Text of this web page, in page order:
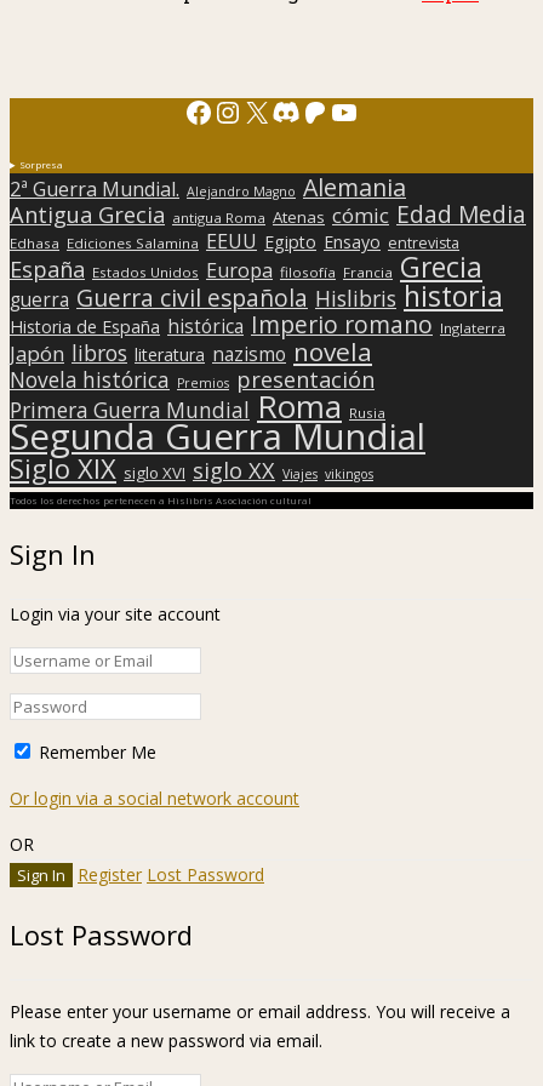
Facebook
Instagram
X Discord
Patreon
YouTube
Sorpresa
2ª Guerra Mundial. Alejandro Magno Alemania
Antigua Grecia antigua Roma Atenas cómic Edad Media
Edhasa Ediciones Salamina EEUU Egipto Ensayo entrevista
España Estados Unidos Europa filosofía Francia Grecia
guerra Guerra civil española Hislibris historia
Historia de España histórica Imperio romano Inglaterra
Japón libros literatura nazismo novela
Novela histórica Premios presentación
Primera Guerra Mundial Roma Rusia
Segunda Guerra Mundial
Siglo XIX siglo XVI siglo XX Viajes vikingos
Todos los derechos pertenecen a Hislibris Asociación cultural
Sign In
Login via your site account
Remember Me
Or login via a social network account
OR
Register Lost Password
Lost Password
Please enter your username or email address. You will receive a
link to create a new password via email.